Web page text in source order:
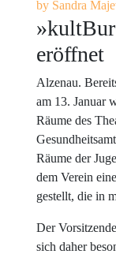
by Sandra
eröffnet
Alzenau.
am 13. Januar
Räume des
Räume der
dem Verein
gestellt, die in
Der
sich daher